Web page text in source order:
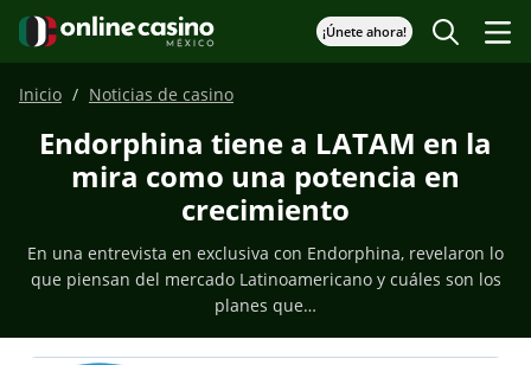
¡Únete ahora!
Inicio Noticias de casino
Endorphina tiene a LATAM en la
mira como una potencia en
crecimiento
En una entrevista en exclusiva con Endorphina, revelaron lo
que piensan del mercado Latinoamericano y cuáles son los
planes que…